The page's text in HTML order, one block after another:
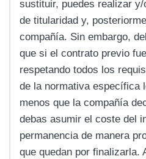
sustituir, puedes realizar
de titularidad y,
compañía. Sin embargo,
que si el contrato previo
respetando todos los
de la normativa específica
menos que la compañía
debas asumir el coste del
permanencia de manera
que quedan por finalizarla.